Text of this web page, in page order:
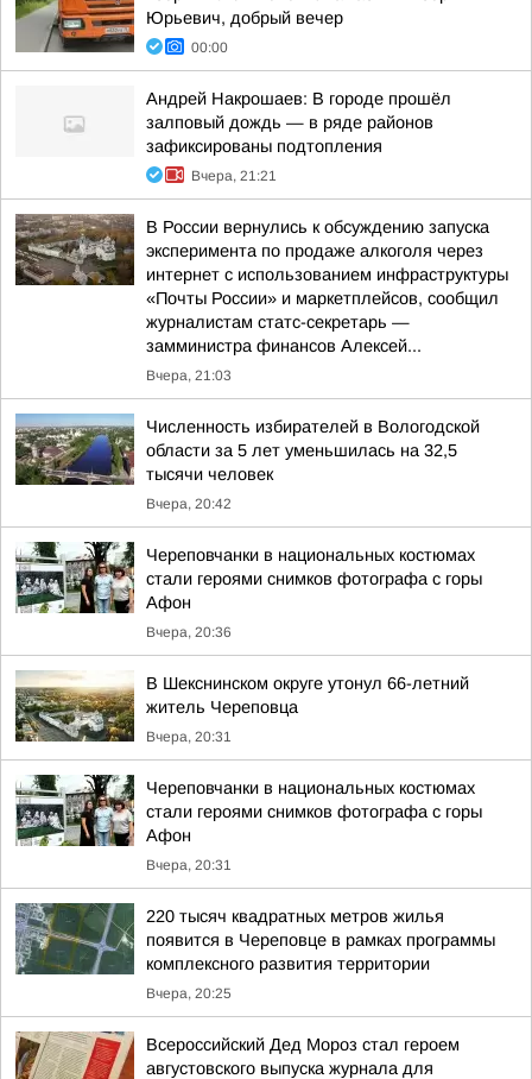
Юрьевич, добрый вечер
00:00
Андрей Накрошаев: В городе прошёл
залповый дождь — в ряде районов
зафиксированы подтопления
Вчера, 21:21
В России вернулись к обсуждению запуска
эксперимента по продаже алкоголя через
интернет с использованием инфраструктуры
«Почты России» и маркетплейсов, сообщил
журналистам статс-секретарь —
замминистра финансов Алексей...
Вчера, 21:03
Численность избирателей в Вологодской
области за 5 лет уменьшилась на 32,5
тысячи человек
Вчера, 20:42
Череповчанки в национальных костюмах
стали героями снимков фотографа с горы
Афон
Вчера, 20:36
В Шекснинском округе утонул 66-летний
житель Череповца
Вчера, 20:31
Череповчанки в национальных костюмах
стали героями снимков фотографа с горы
Афон
Вчера, 20:31
220 тысяч квадратных метров жилья
появится в Череповце в рамках программы
комплексного развития территории
Вчера, 20:25
Всероссийский Дед Мороз стал героем
августовского выпуска журнала для